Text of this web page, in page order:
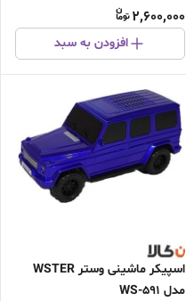
2,600,000
افزودن به سبد
اسپیکر ماشینی وستر WSTER
مدل WS-591